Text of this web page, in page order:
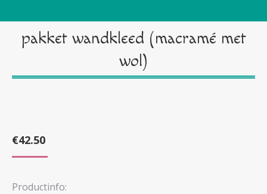
pakket wandkleed (macramé met
wol)
€42.50
Productinfo: